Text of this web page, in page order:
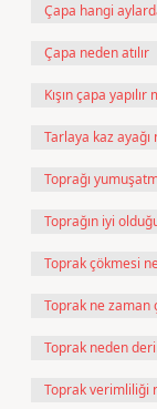
Çapa hangi
Çapa neden atılır
Kışın çapa yapılır
Tarlaya kaz
Toprağı
Toprağın iyi
Toprak çökmesi
Toprak ne zaman
Toprak neden
Toprak verimliliği